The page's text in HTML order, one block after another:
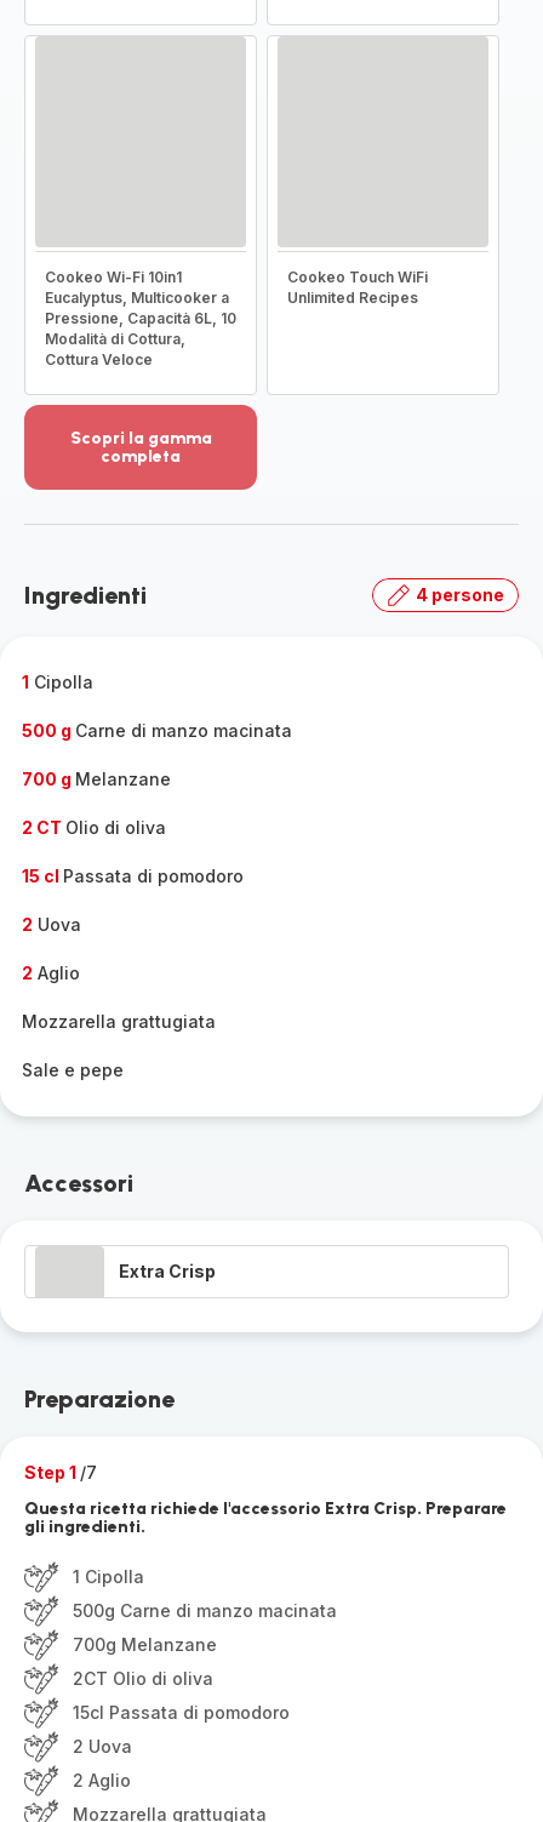
Cookeo Wi-Fi 10in1
Eucalyptus, Multicooker a
Pressione, Capacità 6L, 10
Modalità di Cottura,
Cottura Veloce
Cookeo Touch WiFi
Unlimited Recipes
Scopri la gamma
completa
dettagli
la
Ingredienti 4 persone
1 Cipolla
500 g Carne di manzo macinata
700 g Melanzane
2 CT Olio di oliva
15 cl Passata di pomodoro
2 Uova
2 Aglio
Mozzarella grattugiata
Sale e pepe
Accessori
Extra Crisp
Preparazione
Step 1 /7
Questa ricetta richiede l'accessorio Extra Crisp. Preparare
gli ingredienti.
1 Cipolla
500g Carne di manzo macinata
700g Melanzane
2CT Olio di oliva
15cl Passata di pomodoro
2 Uova
2 Aglio
Mozzarella grattugiata